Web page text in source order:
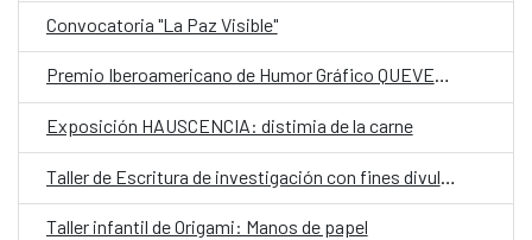
Convocatoria "La Paz Visible"
Premio Iberoamericano de Humor Gráfico QUEVEDOS
Exposición HAUSCENCIA: distimia de la carne
Taller infantil de Origami: Manos de papel